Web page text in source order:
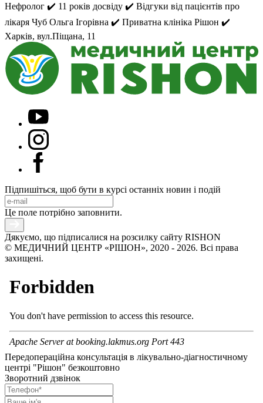
Нефролог ✔️ 11 років досвіду ✔️ Відгуки від пацієнтів про
лікаря Чуб Ольга Ігорівна ✔️ Приватна клініка Рішон ✔️
Харків, вул.Піщана, 11
Підпишіться, щоб бути в курсі останніх новин і подій
Це поле потрібно заповнити.
Дякуємо, що підписалися на розсилку сайту RISHON
© МЕДИЧНИЙ ЦЕНТР «РІШОН», 2020 - 2026. Всі права
захищені.
Передопераційна консультація в лікувально-діагностичному
центрі "Рішон" безкоштовно
Зворотний дзвінок